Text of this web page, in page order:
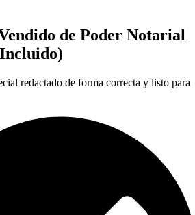
de Poder Notarial
redactado de forma correcta y listo para